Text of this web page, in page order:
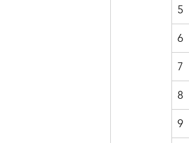
5
6
7
8
9